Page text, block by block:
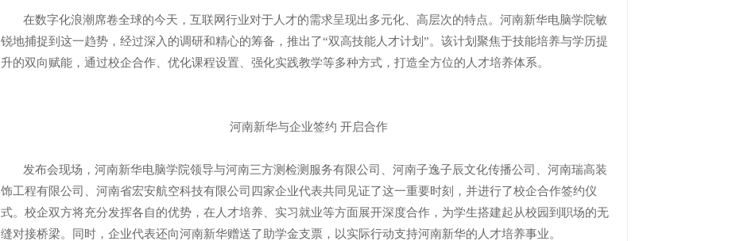
在数字化浪潮席卷全球的今天，互联网行业对于人才的需求呈现出多元化、高层次的特点。河南新华电脑学院敏
锐地捕捉到这一趋势，经过深入的调研和精心的筹备，推出了“双高技能人才计划”。该计划聚焦于技能培养与学历提
升的双向赋能，通过校企合作、优化课程设置、强化实践教学等多种方式，打造全方位的人才培养体系。
河南新华与企业签约 开启合作
发布会现场，河南新华电脑学院领导与河南三方测检测服务有限公司、河南子逸子辰文化传播公司、河南瑞高装
饰工程有限公司、河南省宏安航空科技有限公司四家企业代表共同见证了这一重要时刻，并进行了校企合作签约仪
式。校企双方将充分发挥各自的优势，在人才培养、实习就业等方面展开深度合作，为学生搭建起从校园到职场的无
缝对接桥梁。同时，企业代表还向河南新华赠送了助学金支票，以实际行动支持河南新华的人才培养事业。